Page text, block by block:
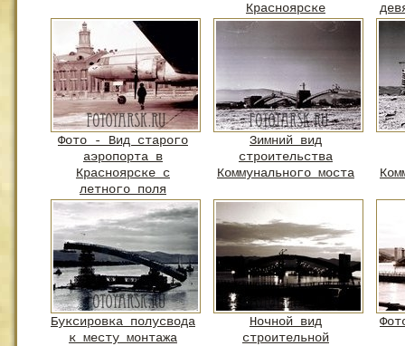
Красноярске
Фото - Вид старого
аэропорта в
Красноярске с
летного поля
Зимний вид
строительства
Коммунального моста
Буксировка полусвода
к месту монтажа
Ночной вид
строительной